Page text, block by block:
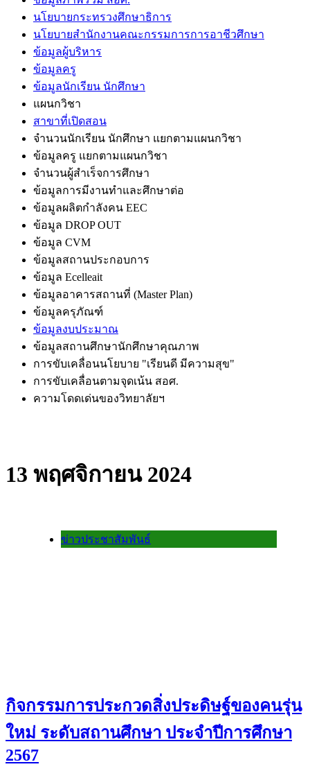
นโยบายกระทรวงศึกษาธิการ
นโยบายสำนักงานคณะกรรมการการอาชีวศึกษา
ข้อมูลผู้บริหาร
ข้อมูลครู
ข้อมูลนักเรียน นักศึกษา
แผนกวิชา
สาขาที่เปิดสอน
จำนวนนักเรียน นักศึกษา แยกตามแผนกวิชา
ข้อมูลครู แยกตามแผนกวิชา
จำนวนผู้สำเร็จการศึกษา
ข้อมูลการมีงานทำและศึกษาต่อ
ข้อมูลผลิตกำลังคน EEC
ข้อมูล DROP OUT
ข้อมูล CVM
ข้อมูลสถานประกอบการ
ข้อมูล Ecelleait
ข้อมูลอาคารสถานที่ (Master Plan)
ข้อมูลครุภัณฑ์
ข้อมูลงบประมาณ
ข้อมูลสถานศึกษานักศึกษาคุณภาพ
การขับเคลื่อนนโยบาย "เรียนดี มีความสุข"
การขับเคลื่อนตามจุดเน้น สอศ.
ความโดดเด่นของวิทยาลัยฯ
13 พฤศจิกายน 2024
ข่าวประชาสัมพันธ์
กิจกรรมการประกวดสิ่งประดิษฐ์ของคนรุ่น
ใหม่ ระดับสถานศึกษา ประจำปีการศึกษา
2567